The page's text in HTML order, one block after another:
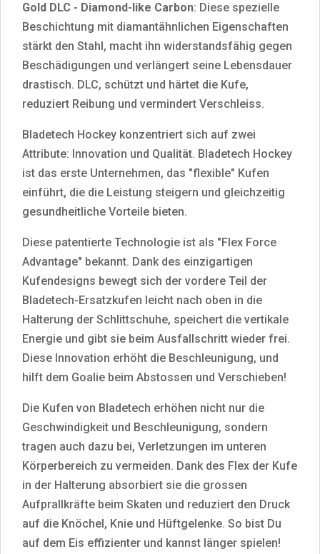
Gold DLC - Diamond-like Carbon: Diese spezielle
Beschichtung mit diamantähnlichen Eigenschaften
stärkt den Stahl, macht ihn widerstandsfähig gegen
Beschädigungen und verlängert seine Lebensdauer
drastisch. DLC, schützt und härtet die Kufe,
reduziert Reibung und vermindert Verschleiss.
Bladetech Hockey konzentriert sich auf zwei
Attribute: Innovation und Qualität. Bladetech Hockey
ist das erste Unternehmen, das "flexible" Kufen
einführt, die die Leistung steigern und gleichzeitig
gesundheitliche Vorteile bieten.
Diese patentierte Technologie ist als "Flex Force
Advantage" bekannt. Dank des einzigartigen
Kufendesigns bewegt sich der vordere Teil der
Bladetech-Ersatzkufen leicht nach oben in die
Halterung der Schlittschuhe, speichert die vertikale
Energie und gibt sie beim Ausfallschritt wieder frei.
Diese Innovation erhöht die Beschleunigung, und
hilft dem Goalie beim Abstossen und Verschieben!
Die Kufen von Bladetech erhöhen nicht nur die
Geschwindigkeit und Beschleunigung, sondern
tragen auch dazu bei, Verletzungen im unteren
Körperbereich zu vermeiden. Dank des Flex der Kufe
in der Halterung absorbiert sie die grossen
Aufprallkräfte beim Skaten und reduziert den Druck
auf die Knöchel, Knie und Hüftgelenke. So bist Du
auf dem Eis effizienter und kannst länger spielen!